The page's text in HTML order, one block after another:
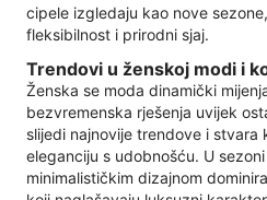
cipele izgledaju kao nove
fleksibilnost i prirodni sjaj.
Trendovi u ženskoj modi i
Ženska se moda dinamički
bezvremenska rješenja uvijek
slijedi najnovije trendove i stvara
eleganciju s udobnošću. U
minimalističkim dizajnom